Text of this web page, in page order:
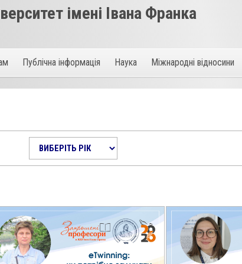
імені Івана Франка
Публічна інформація Наука Міжнародні відносини